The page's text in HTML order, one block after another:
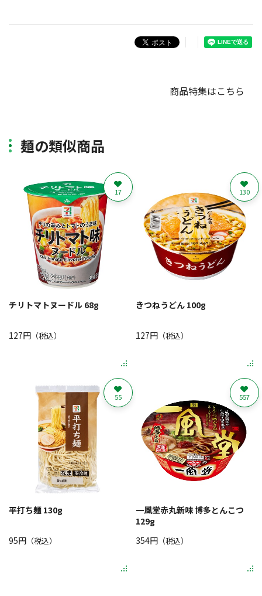
商品特集はこちら
麺の類似商品
チリトマトヌードル 68g
127円 （税込）
17
きつねうどん 100g
127円（税込）
130
平打ち麺 130g
95円 （税込）
55
一風堂赤丸新味 博多とんこつ
129g
354円（税込）
557